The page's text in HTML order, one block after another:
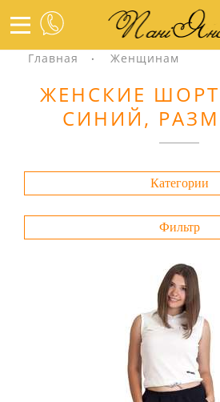
Главная Женщинам
ЖЕНСКИЕ
СИНИЙ,
Категории
Фильтр